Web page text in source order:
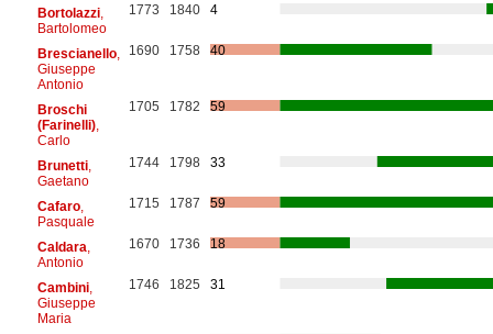
Bortolazzi,
Bartolomeo
1773 1840 4
Brescianello,
Giuseppe
Antonio
1690 1758 40
Broschi
(Farinelli),
Carlo
1705 1782 59
Brunetti,
Gaetano
1744 1798 33
Cafaro,
Pasquale
1715 1787 59
Caldara
Antonio
1670 1736 18
Cambini,
Giuseppe
Maria
1746 1825 31